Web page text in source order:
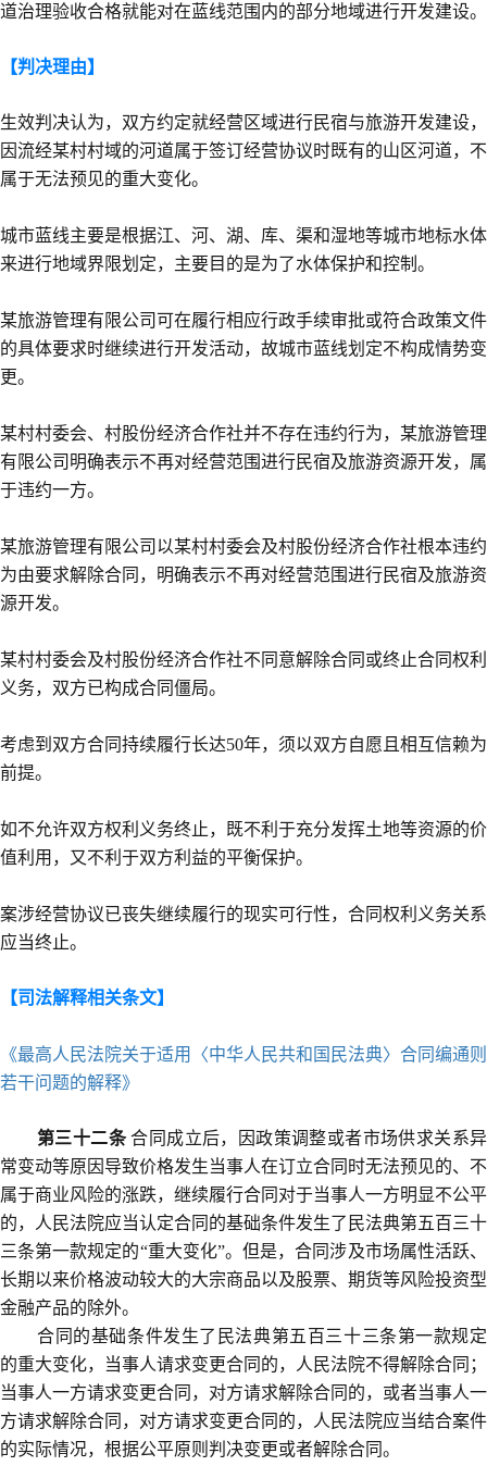
道治理验收合格就能对在蓝线范围内的部分地域进行开发建设。
【判决理由】
生效判决认为，双方约定就经营区域进行民宿与旅游开发建设，
因流经某村村域的河道属于签订经营协议时既有的山区河道，不
属于无法预见的重大变化。
城市蓝线主要是根据江、河、湖、库、渠和湿地等城市地标水体
来进行地域界限划定，主要目的是为了水体保护和控制。
某旅游管理有限公司可在履行相应行政手续审批或符合政策文件
的具体要求时继续进行开发活动，故城市蓝线划定不构成情势变
更。
某村村委会、村股份经济合作社并不存在违约行为，某旅游管理
有限公司明确表示不再对经营范围进行民宿及旅游资源开发，属
于违约一方。
某旅游管理有限公司以某村村委会及村股份经济合作社根本违约
为由要求解除合同，明确表示不再对经营范围进行民宿及旅游资
源开发。
某村村委会及村股份经济合作社不同意解除合同或终止合同权利
义务，双方已构成合同僵局。
考虑到双方合同持续履行长达50年，须以双方自愿且相互信赖为
前提。
如不允许双方权利义务终止，既不利于充分发挥土地等资源的价
值利用，又不利于双方利益的平衡保护。
案涉经营协议已丧失继续履行的现实可行性，合同权利义务关系
应当终止。
【司法解释相关条文】
《最高人民法院关于适用〈中华人民共和国民法典〉合同编通则
若干问题的解释》
第三十二条合同成立后，因政策调整或者市场供求关系异
常变动等原因导致价格发生当事人在订立合同时无法预见的、不
属于商业风险的涨跌，继续履行合同对于当事人一方明显不公平
的，人民法院应当认定合同的基础条件发生了民法典第五百三十
三条第一款规定的“重大变化”。但是，合同涉及市场属性活跃、
长期以来价格波动较大的大宗商品以及股票、期货等风险投资型
金融产品的除外。
合同的基础条件发生了民法典第五百三十三条第一款规定
的重大变化，当事人请求变更合同的，人民法院不得解除合同；
当事人一方请求变更合同，对方请求解除合同的，或者当事人一
方请求解除合同，对方请求变更合同的，人民法院应当结合案件
的实际情况，根据公平原则判决变更或者解除合同。